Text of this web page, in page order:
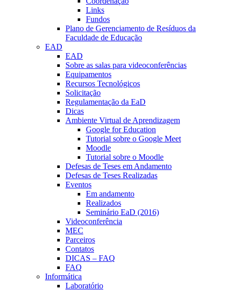
Links
Fundos
Plano de Gerenciamento de Resíduos da
Faculdade de Educação
EAD
EAD
Sobre as salas para videoconferências
Equipamentos
Recursos Tecnológicos
Solicitação
Regulamentação da EaD
Dicas
Ambiente Virtual de Aprendizagem
Google for Education
Tutorial sobre o Google Meet
Moodle
Tutorial sobre o Moodle
Defesas de Teses em Andamento
Defesas de Teses Realizadas
Eventos
Em andamento
Realizados
Seminário EaD (2016)
Videoconferência
MEC
Parceiros
Contatos
DICAS – FAQ
FAQ
Informática
Laboratório